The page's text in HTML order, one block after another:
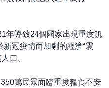
年導致24個國家出現重度飢
冠疫情而加劇的經濟“震
口。
萬民眾面臨重度糧食不安